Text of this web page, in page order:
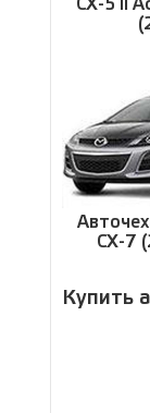
CX-5 II
CX-7
Купить